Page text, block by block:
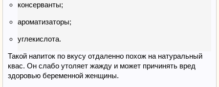
консерванты;
ароматизаторы;
углекислота.
Такой напиток по вкусу отдаленно похож на натуральный
квас. Он слабо утоляет жажду и может причинять вред
здоровью беременной женщины.